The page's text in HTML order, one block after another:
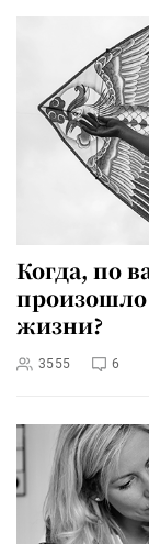
Когда, по
жизни?
3555 6